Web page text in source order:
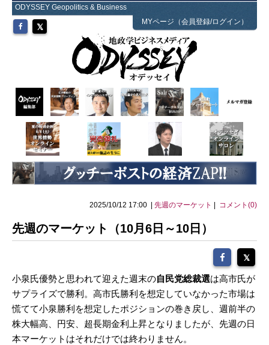
ODYSSEY Geopolitics & Business
MYページ（会員登録/ログイン）
2025/10/12 17:00 | 先週のマーケット コメント(0)
先週のマーケット（10月6日～10日）
小泉氏優勢と思われて迎えた週末の自民党総裁選は高市氏が
サプライズで勝利。高市氏勝利を想定していなかった市場は
慌てて小泉勝利を想定したポジションの巻き戻し、週前半の
株大幅高、円安、超長期金利上昇となりましたが、先週の日
本マーケットはそれだけでは終わりません。